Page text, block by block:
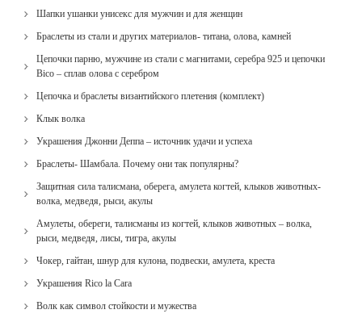
Шапки ушанки унисекс для мужчин и для женщин
Браслеты из стали и других материалов- титана, олова, камней
Цепочки парню, мужчине из стали с магнитами, серебра 925 и цепочки
Bico – сплав олова с серебром
Цепочка и браслеты византийского плетения (комплект)
Клык волка
Украшения Джонни Деппа – источник удачи и успеха
Браслеты- Шамбала. Почему они так популярны?
Защитная сила талисмана, оберега, амулета когтей, клыков животных-
волка, медведя, рыси, акулы
Амулеты, обереги, талисманы из когтей, клыков животных – волка,
рыси, медведя, лисы, тигра, акулы
Чокер, гайтан, шнур для кулона, подвески, амулета, креста
Украшения Rico la Cara
Волк как символ стойкости и мужества